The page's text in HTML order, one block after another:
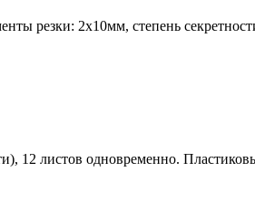
резки: 2х10мм, степень
12 листов одновременно.